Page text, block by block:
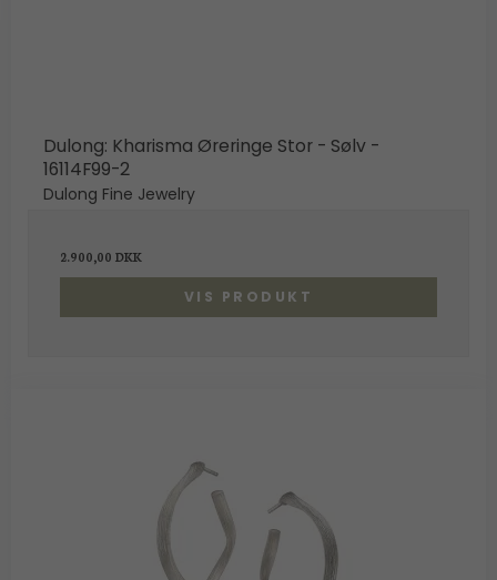
Dulong: Kharisma Øreringe Stor - Sølv -
16114F99-2
Dulong Fine Jewelry
2.900,00 DKK
VIS PRODUKT